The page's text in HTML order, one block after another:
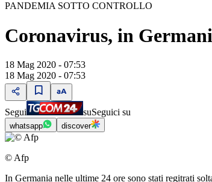
PANDEMIA SOTTO CONTROLLO
Coronavirus, in
18 Mag 2020 - 07:53
18 Mag 2020 - 07:53
Segui suSeguici su
whatsapp discover
© Afp
In Germania nelle ultime 24 ore sono stati regitrati